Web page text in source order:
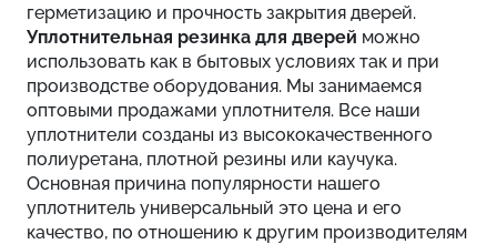
герметизацию и прочность закрытия дверей.
Уплотнительная резинка для дверей можно
использовать как в бытовых условиях так и при
производстве оборудования. Мы занимаемся
оптовыми продажами уплотнителя. Все наши
уплотнители созданы из высококачественного
полиуретана, плотной резины или каучука.
Основная причина популярности нашего
уплотнитель универсальный это цена и его
качество, по отношению к другим производителям